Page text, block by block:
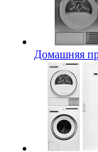
Домашняя